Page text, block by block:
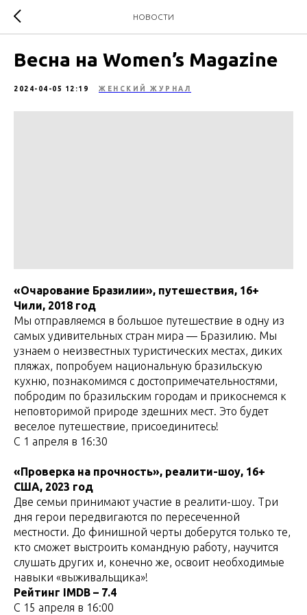
НОВОСТИ
Весна на Women’s Magazine
2024-04-05 12:19 ЖЕНСКИЙ ЖУРНАЛ
«Очарование Бразилии», путешествия, 16+
Чили, 2018 год
Мы отправляемся в большое путешествие в одну из
самых удивительных стран мира — Бразилию. Мы
узнаем о неизвестных туристических местах, диких
пляжах, попробуем национальную бразильскую
кухню, познакомимся с достопримечательностями,
побродим по бразильским городам и прикоснемся к
неповторимой природе здешних мест. Это будет
веселое путешествие, присоединитесь!
С 1 апреля в 16:30
«Проверка на прочность», реалити-шоу, 16+
США, 2023 год
Две семьи принимают участие в реалити-шоу. Три
дня герои передвигаются по пересеченной
местности. До финишной черты доберутся только те,
кто сможет выстроить командную работу, научится
слушать других и, конечно же, освоит необходимые
навыки «выживальщика»!
Рейтинг IMDB – 7.4
С 15 апреля в 16:00